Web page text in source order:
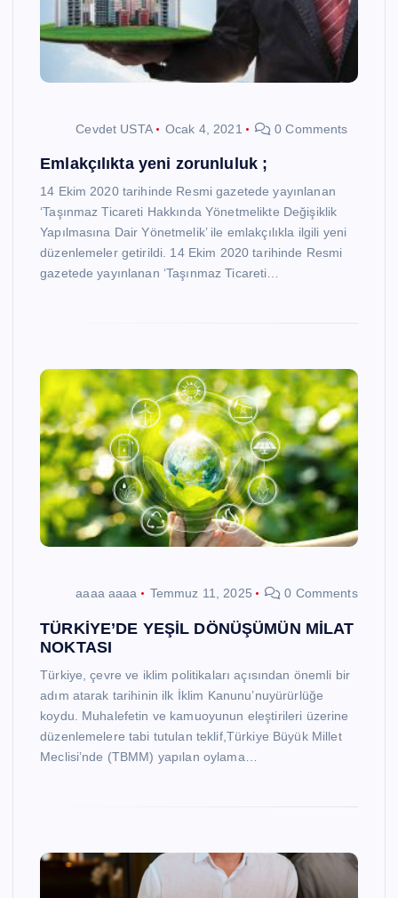
Cevdet USTA Ocak 4, 2021 0 Comments
Emlakçılıkta yeni zorunluluk ;
14 Ekim 2020 tarihinde Resmi gazetede yayınlanan
‘Taşınmaz Ticareti Hakkında Yönetmelikte Değişiklik
Yapılmasına Dair Yönetmelik’ ile emlakçılıkla ilgili yeni
düzenlemeler getirildi. 14 Ekim 2020 tarihinde Resmi
gazetede yayınlanan ‘Taşınmaz Ticareti…
aaaa aaaa Temmuz 11, 2025 0 Comments
TÜRKİYE’DE YEŞİL DÖNÜŞÜMÜN MİLAT
NOKTASI
Türkiye, çevre ve iklim politikaları açısından önemli bir
adım atarak tarihinin ilk İklim Kanunu’nuyürürlüğe
koydu. Muhalefetin ve kamuoyunun eleştirileri üzerine
düzenlemelere tabi tutulan teklif,Türkiye Büyük Millet
Meclisi’nde (TBMM) yapılan oylama…